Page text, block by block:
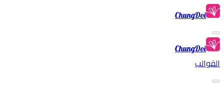
ChungDoi
ChungDoi
القوالب